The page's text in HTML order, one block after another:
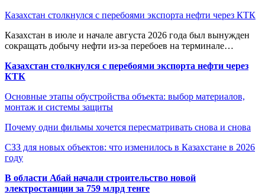
Казахстан столкнулся с перебоями экспорта нефти через КТК
Казахстан в июле и начале августа 2026 года был вынужден
сокращать добычу нефти из-за перебоев на терминале…
Казахстан столкнулся с перебоями экспорта нефти через
КТК
Основные этапы обустройства объекта: выбор материалов,
монтаж и системы защиты
Почему одни фильмы хочется пересматривать снова и снова
СЗЗ для новых объектов: что изменилось в Казахстане в 2026
году
В области Абай начали строительство новой
электростанции за 759 млрд тенге